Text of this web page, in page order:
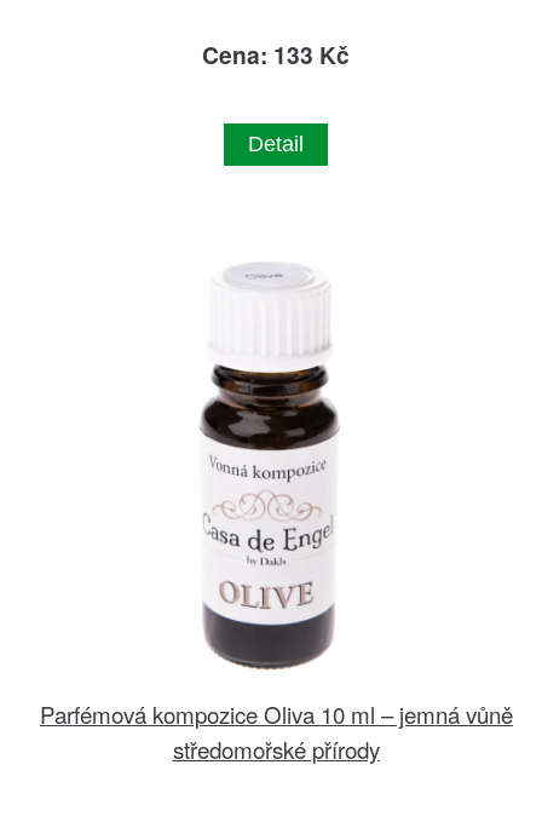
Cena: 133 Kč
Detail
Parfémová kompozice Oliva 10 ml – jemná vůně
středomořské přírody